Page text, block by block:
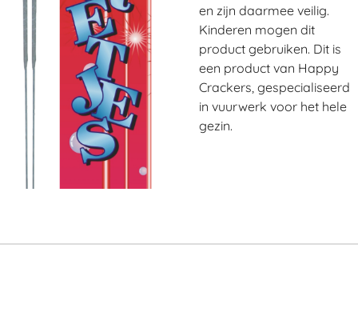
en zijn daarmee veilig.
Kinderen mogen dit
product gebruiken. Dit is
een product van Happy
Crackers, gespecialiseerd
in vuurwerk voor het hele
gezin.